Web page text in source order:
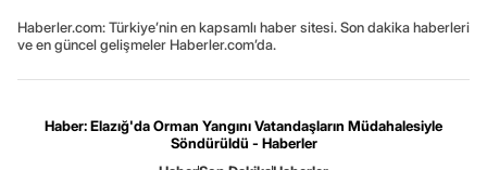
Haberler.com: Türkiye’nin en kapsamlı haber sitesi. Son dakika haberleri
ve en güncel gelişmeler Haberler.com’da.
Haber: Elazığ'da Orman Yangını Vatandaşların Müdahalesiyle
Söndürüldü - Haberler